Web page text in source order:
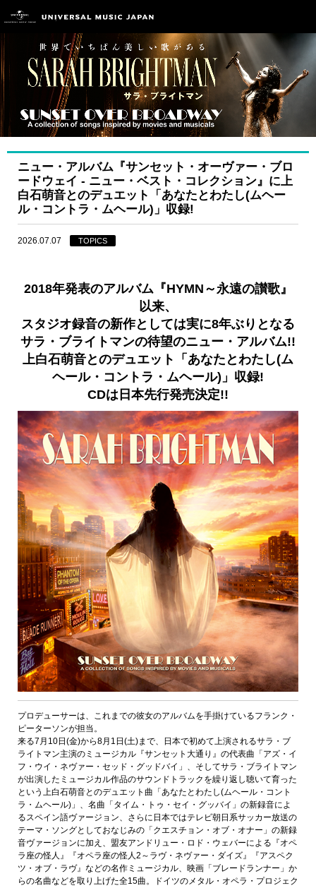
ニュー・アルバム『サンセット・オーヴァー・ブロ
ードウェイ - ニュー・ベスト・コレクション』に上
白石萌音とのデュエット「あなたとわたし(ムヘー
ル・コントラ・ムヘール)」収録!
2026.07.07 TOPICS
2018年発表のアルバム『HYMN～永遠の讃歌』
以来、
スタジオ録音の新作としては実に8年ぶりとなる
サラ・ブライトマンの待望のニュー・アルバム!!
上白石萌音とのデュエット「あなたとわたし(ム
ヘール・コントラ・ムヘール)」収録!
CDは日本先行発売決定!!
プロデューサーは、これまでの彼女のアルバムを手掛けているフランク・
ピーターソンが担当。
来る7月10日(金)から8月1日(土)まで、日本で初めて上演されるサラ・ブ
ライトマン主演のミュージカル『サンセット大通り』の代表曲「アズ・イ
フ・ウイ・ネヴァー・セッド・グッドバイ」、そしてサラ・ブライトマン
が出演したミュージカル作品のサウンドトラックを繰り返し聴いて育った
という上白石萌音とのデュエット曲「あなたとわたし(ムヘール・コント
ラ・ムヘール)」、名曲「タイム・トゥ・セイ・グッバイ」の新録音によ
るスペイン語ヴァージョン、さらに日本ではテレビ朝日系サッカー放送の
テーマ・ソングとしておなじみの「クエスチョン・オブ・オナー」の新録
音ヴァージョンに加え、盟友アンドリュー・ロド・ウェバーによる『オペ
ラ座の怪人』『オペラ座の怪人2～ラヴ・ネヴァー・ダイズ』『アスペク
ツ・オブ・ラヴ』などの名作ミュージカル、映画「ブレードランナー」か
らの名曲などを取り上げた全15曲。ドイツのメタル・オペラ・プロジェク